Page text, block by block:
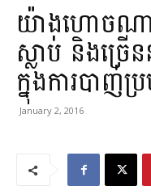
យ៉ាងហោចណ
ស្លាប់ និងច្រ
ក្នុងការបា
January 2, 2016